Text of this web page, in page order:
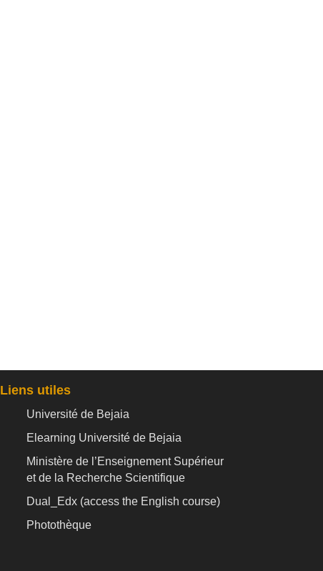
Liens utiles
Université de Bejaia
Elearning Université de Bejaia
Ministère de l’Enseignement Supérieur
et de la Recherche Scientifique
Dual_Edx (access the English course)
Photothèque